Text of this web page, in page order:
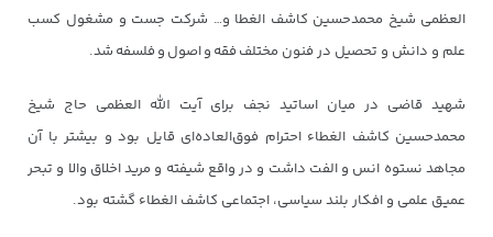
العظمی شیخ محمدحسین کاشف الغطا و… شرکت جست و مشغول کسب
علم و دانش و تحصیل در فنون مختلف فقه و اصول و فلسفه شد.
شهید قاضی در میان اساتید نجف برای آیت الله العظمی حاج شیخ
محمدحسین کاشف الغطاء احترام فوق‌العاده‌ای قایل بود و بیشتر با آن
مجاهد نستوه انس و الفت داشت و در واقع شیفته و مرید اخلاق والا و تبحر
عمیق علمی و افکار بلند سیاسی، اجتماعی کاشف الغطاء‌ گشته بود.